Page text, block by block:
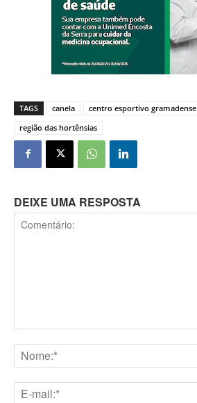
TAGS canela centro esportivo gramadense
região das hortênsias
DEIXE UMA RESPOSTA